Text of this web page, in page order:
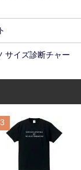
サイズ診断チャー
3